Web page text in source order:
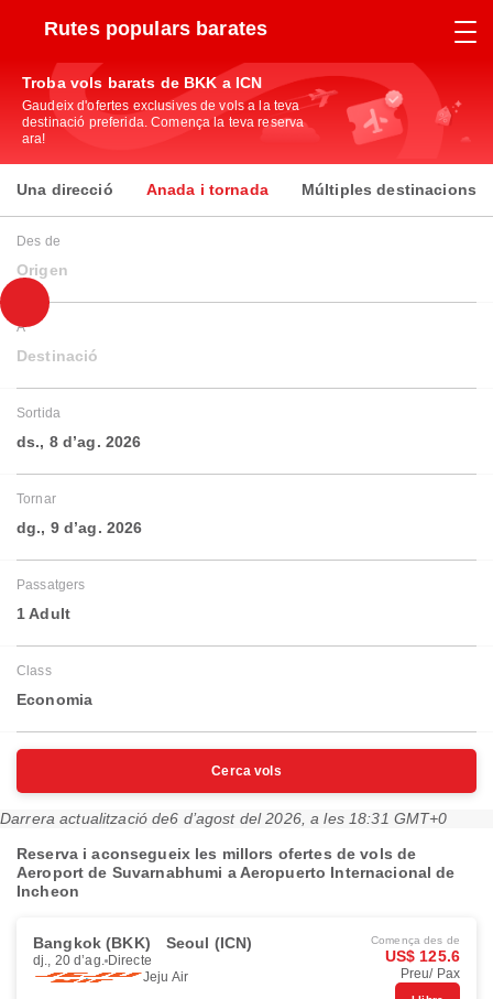
Rutes populars barates
Troba vols barats de BKK a ICN
Gaudeix d'ofertes exclusives de vols a la teva
destinació preferida. Comença la teva reserva
ara!
Una direcció Anada i tornada Múltiples destinacions
Des de
Origen
A
Destinació
Sortida
ds., 8 d’ag. 2026
Tornar
dg., 9 d’ag. 2026
Passatgers
1 Adult
Class
Economia
Cerca vols
Darrera actualització de6 d’agost del 2026, a les 18:31 GMT+0
Reserva i aconsegueix les millors ofertes de vols de
Aeroport de Suvarnabhumi a Aeropuerto Internacional de
Incheon
Bangkok (BKK) Seoul (ICN)
dj., 20 d’ag. Directe
Jeju Air
Comença des de
US$ 125.6
Preu/ Pax